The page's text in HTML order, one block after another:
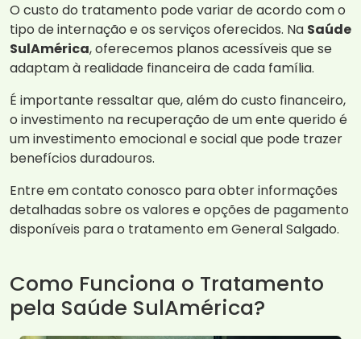
O custo do tratamento pode variar de acordo com o
tipo de internação e os serviços oferecidos. Na Saúde
SulAmérica, oferecemos planos acessíveis que se
adaptam à realidade financeira de cada família.
É importante ressaltar que, além do custo financeiro,
o investimento na recuperação de um ente querido é
um investimento emocional e social que pode trazer
benefícios duradouros.
Entre em contato conosco para obter informações
detalhadas sobre os valores e opções de pagamento
disponíveis para o tratamento em General Salgado.
Como Funciona o Tratamento
pela Saúde SulAmérica?